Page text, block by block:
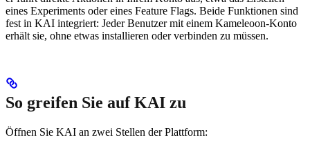
eines Experiments oder eines Feature Flags. Beide Funktionen sind
fest in KAI integriert: Jeder Benutzer mit einem Kameleoon-Konto
erhält sie, ohne etwas installieren oder verbinden zu müssen.
So greifen Sie auf KAI zu
Öffnen Sie KAI an zwei Stellen der Plattform: